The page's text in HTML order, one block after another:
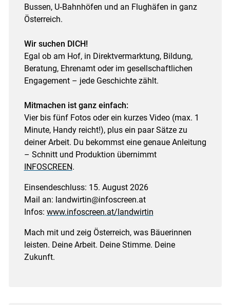
Bussen, U‑Bahnhöfen und an Flughäfen in ganz
Österreich.
Wir suchen DICH!
Egal ob am Hof, in Direktvermarktung, Bildung,
Beratung, Ehrenamt oder im gesellschaftlichen
Engagement – jede Geschichte zählt.
Mitmachen ist ganz einfach:
Vier bis fünf Fotos oder ein kurzes Video (max. 1
Minute, Handy reicht!), plus ein paar Sätze zu
deiner Arbeit. Du bekommst eine genaue Anleitung
– Schnitt und Produktion übernimmt
INFOSCREEN.
Einsendeschluss: 15. August 2026
Mail an: landwirtin@infoscreen.at
Infos: www.infoscreen.at/landwirtin
Mach mit und zeig Österreich, was Bäuerinnen
leisten. Deine Arbeit. Deine Stimme. Deine
Zukunft.